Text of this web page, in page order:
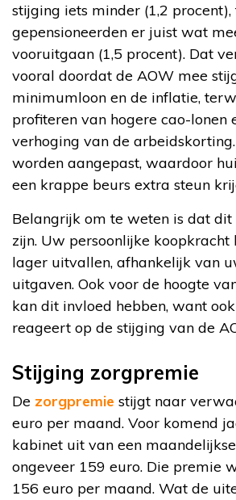
stijging iets minder (1,2
gepensioneerden er juist wat
vooruitgaan (1,5 procent). Dat
vooral doordat de AOW mee
minimumloon en de inflatie,
profiteren van hogere cao-lonen
verhoging van de
worden aangepast, waardoor
een krappe beurs extra steun
Belangrijk om te weten is dat
zijn. Uw persoonlijke koopkracht
lager uitvallen, afhankelijk van
uitgaven. Ook voor de hoogte
kan dit invloed hebben, want
reageert op de stijging van de
Stijging zorgpremie
De zorgpremie stijgt naar
euro per maand. Voor komend
kabinet uit van een
ongeveer 159 euro. Die premie
156 euro per maand. Wat de